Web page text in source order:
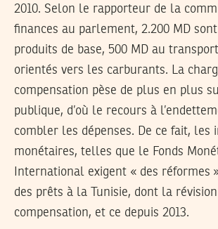
2010. Selon le rapporteur de la
finances au parlement, 2.200 MD
produits de base, 500 MD au
orientés vers les carburants. La
compensation pèse de plus en plus
publique, d’où le recours à
combler les dépenses. De ce fait, les
monétaires, telles que le Fonds
International exigent « des réformes
des prêts à la Tunisie, dont la
compensation, et ce depuis 2013.